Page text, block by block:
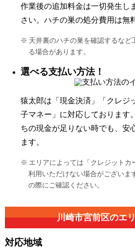
作業後の追加料金は一切発生し
さい。ハチの巣の処分費用は無
天井裏のハチの巣を確認するなど
る場合があります。
選べる支払い方法！
猿太郎は「現金決済」「クレジ
子マネー」に対応しております
ちの現金が足りない時でも、安
ます。
エリアによっては「クレジットカ
利用いただけない場合がございま
の際にご確認ください。
川崎市宮前区のエ
対応地域